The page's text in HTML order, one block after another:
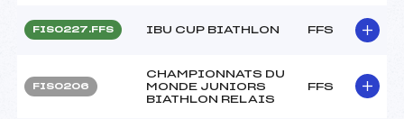
FIS0227.FFS IBU CUP BIATHLON FFS
FIS0206
CHAMPIONNATS DU
MONDE JUNIORS
BIATHLON RELAIS
FFS